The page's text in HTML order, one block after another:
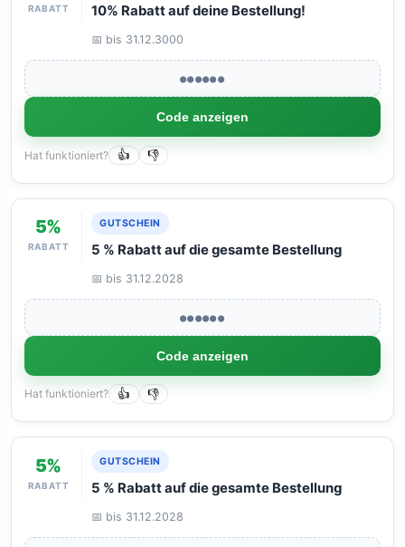
RABATT 10% Rabatt auf deine Bestellung!
📅 bis 31.12.3000
●●●●●●
Code anzeigen
Hat funktioniert? 👍 👎
5%
RABATT
GUTSCHEIN
5 % Rabatt auf die gesamte Bestellung
📅 bis 31.12.2028
●●●●●●
Code anzeigen
Hat funktioniert? 👍 👎
5%
RABATT
GUTSCHEIN
5 % Rabatt auf die gesamte Bestellung
📅 bis 31.12.2028